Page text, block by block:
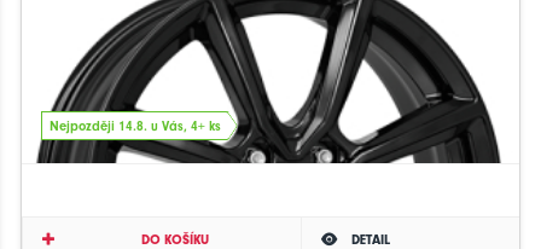
Nejpozději 14.8. u Vás, 4+ ks
DO KOŠÍKU DETAIL